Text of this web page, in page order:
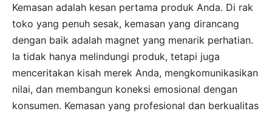
Kemasan adalah kesan pertama produk Anda. Di rak
toko yang penuh sesak, kemasan yang dirancang
dengan baik adalah magnet yang menarik perhatian.
Ia tidak hanya melindungi produk, tetapi juga
menceritakan kisah merek Anda, mengkomunikasikan
nilai, dan membangun koneksi emosional dengan
konsumen. Kemasan yang profesional dan berkualitas